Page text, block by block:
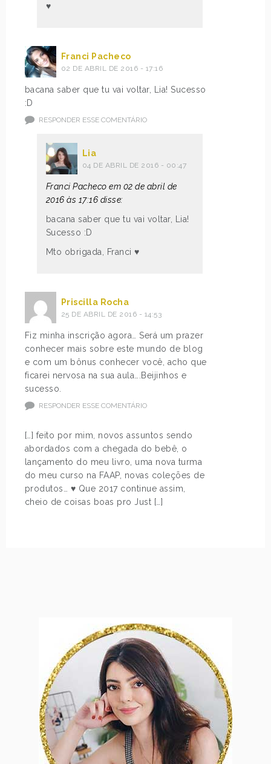
♥
Franci Pacheco
02 DE ABRIL DE 2016 - 17:16
bacana saber que tu vai voltar, Lia! Sucesso
:D
RESPONDER ESSE COMENTÁRIO
Lia
04 DE ABRIL DE 2016 - 00:47
Franci Pacheco em 02 de abril de
2016 às 17:16 disse:
bacana saber que tu vai voltar, Lia!
Sucesso :D
Mto obrigada, Franci ♥
Priscilla Rocha
25 DE ABRIL DE 2016 - 14:53
Fiz minha inscrição agora… Será um prazer
conhecer mais sobre este mundo de blog
e com um bônus conhecer você, acho que
ficarei nervosa na sua aula….Beijinhos e
sucesso.
RESPONDER ESSE COMENTÁRIO
[…] feito por mim, novos assuntos sendo
abordados com a chegada do bebê, o
lançamento do meu livro, uma nova turma
do meu curso na FAAP, novas coleções de
produtos… ♥ Que 2017 continue assim,
cheio de coisas boas pro Just […]